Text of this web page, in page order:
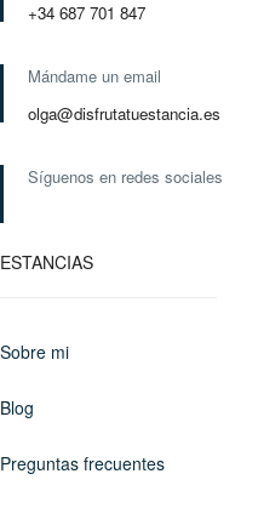
+34 687 701 847
Mándame un email
olga@disfrutatuestancia.es
Síguenos en redes sociales
ESTANCIAS
Sobre mi
Blog
Preguntas frecuentes